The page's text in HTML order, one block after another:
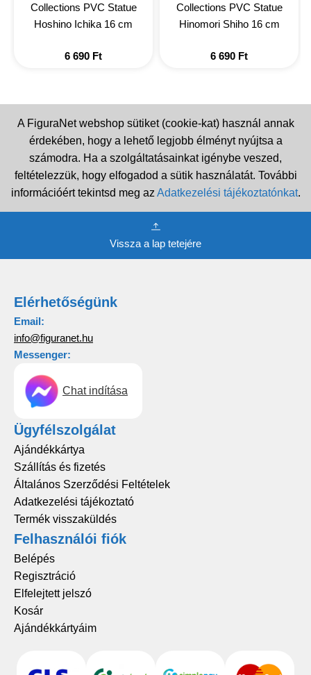
Collections PVC Statue
Hoshino Ichika 16 cm
6 690 Ft
Collections PVC Statue
Hinomori Shiho 16 cm
6 690 Ft
A FiguraNet webshop sütiket (cookie-kat) használ annak
érdekében, hogy a lehető legjobb élményt nyújtsa a
számodra. Ha a szolgáltatásainkat igénybe veszed,
feltételezzük, hogy elfogadod a sütik használatát. További
információért tekintsd meg az Adatkezelési tájékoztatónkat.
Vissza a lap tetejére
Elérhetőségünk
Email:
info@figuranet.hu
Messenger:
Chat indítása
Ügyfélszolgálat
Ajándékkártya
Szállítás és fizetés
Általános Szerződési Feltételek
Adatkezelési tájékoztató
Termék visszaküldés
Felhasználói fiók
Belépés
Regisztráció
Elfelejtett jelszó
Kosár
Ajándékkártyáim